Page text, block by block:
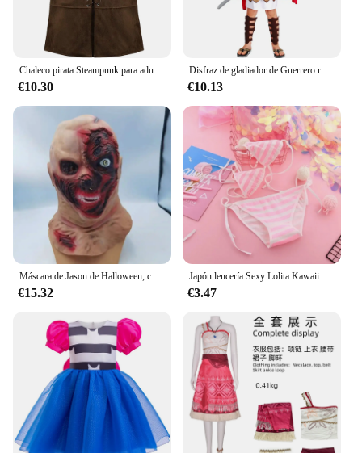
Chaleco pirata Steampunk para adultos, disfraz de talla grande, Carnval, Medieval, renacentista, gótico, sin mangas
€10.30
Disfraz de gladiador de Guerrero romano griego para niños, disfraz de caballero Julius Caesar para fiesta de Halloween, Carnaval, Mardi Gras, vestido elegante
€10.13
Máscara de Jason de Halloween, cubierta de cabeza de látex del 13 °, perfecta para fiestas y disfraces de Cosplay, accesorios de Cosplay, Danganronpa
€15.32
Japón lencería Sexy Lolita Kawaii azul rosa blanco rayas Mini Bikini adulto Cosplay mujeres sujetador ropa interior conjunto Frenum traje de baño
€3.47